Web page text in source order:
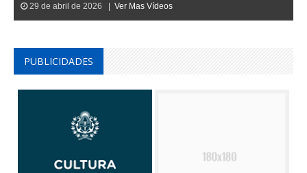
29 de abril de 2026 | Ver Mas Vídeos
PUBLICIDADES